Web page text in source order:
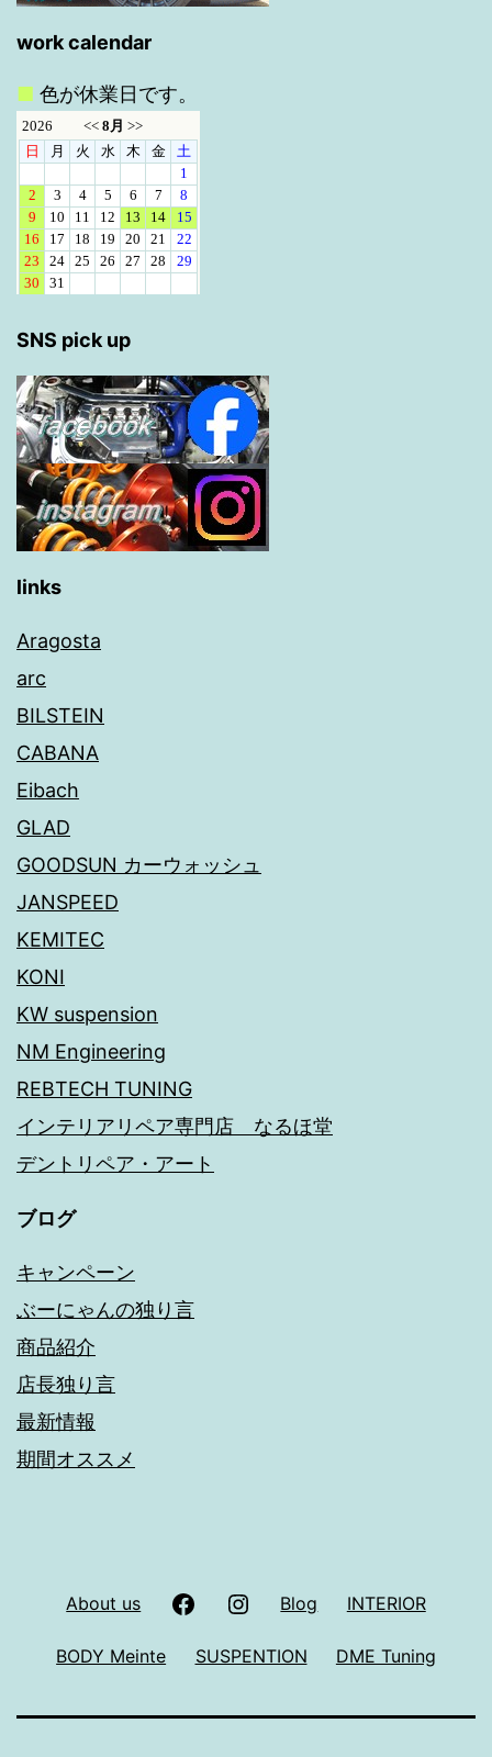
work calendar
■ 色が休業日です。
SNS pick up
links
Aragosta
arc
BILSTEIN
CABANA
Eibach
GLAD
GOODSUN カーウォッシュ
JANSPEED
KEMITEC
KONI
KW suspension
NM Engineering
REBTECH TUNING
インテリアリペア専門店 なるほ堂
デントリペア・アート
ブログ
キャンペーン
ぶーにゃんの独り言
商品紹介
店長独り言
最新情報
期間オススメ
About us facebookInstagram
Blog INTERIOR
BODY Meinte SUSPENTION DME Tuning